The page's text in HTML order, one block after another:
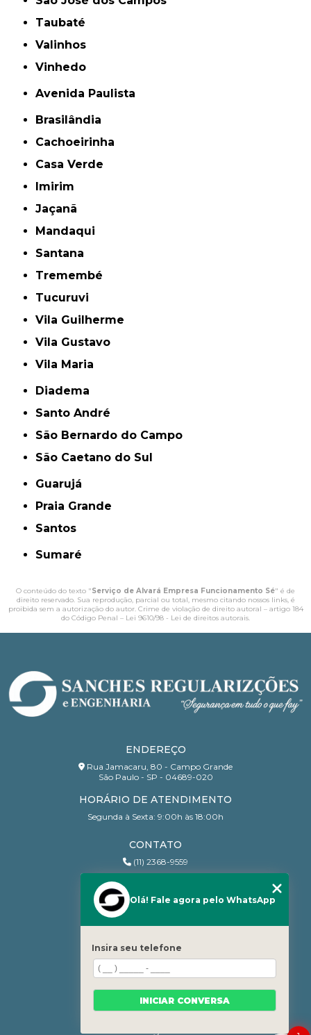
Taubaté
Valinhos
Vinhedo
Avenida Paulista
Brasilândia
Cachoeirinha
Casa Verde
Imirim
Jaçanã
Mandaqui
Santana
Tremembé
Tucuruvi
Vila Guilherme
Vila Gustavo
Vila Maria
Diadema
Santo André
São Bernardo do Campo
São Caetano do Sul
Guarujá
Praia Grande
Santos
Sumaré
O conteúdo do texto "Serviço de Alvará Empresa Funcionamento Sé" é de
direito reservado. Sua reprodução, parcial ou total, mesmo citando nossos links, é
proibida sem a autorização do autor. Crime de violação de direito autoral – artigo 184
do Código Penal – Lei 9610/98 - Lei de direitos autorais.
ENDEREÇO
Rua Jamacaru, 80 - Campo Grande
São Paulo - SP - 04689-020
HORÁRIO DE ATENDIMENTO
Segunda à Sexta: 9:00h às 18:00h
CONTATO
(11) 2368-9559
contato@sanchesri.com.br
Quem Somos
Blog
Serviços
Contato
Olá! Fale agora pelo WhatsApp
Insira seu telefone
INICIAR CONVERSA